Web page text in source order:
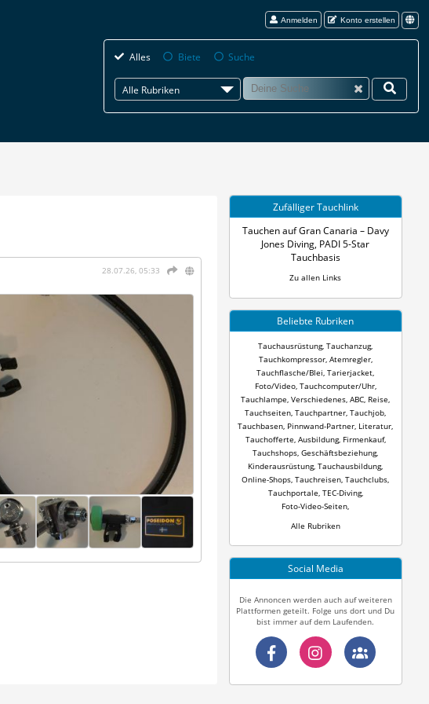
Anmelden Konto erstellen
Alles Biete Suche
Alle Rubriken
28.07.26, 05:33
Zufälliger Tauchlink
Tauchen auf Gran Canaria – Davy
Jones Diving, PADI 5-Star
Tauchbasis
Zu allen Links
Beliebte Rubriken
Tauchausrüstung, Tauchanzug,
Tauchkompressor, Atemregler,
Tauchflasche/Blei Tarierjacket
Foto/Video, Tauchcomputer/Uhr,
Tauchlampe Verschiedenes ABC Reise
Tauchseiten Tauchpartner Tauchjob
Tauchbasen Pinnwand-Partner Literatur
Tauchofferte Ausbildung, Firmenkauf,
Tauchshops Geschäftsbeziehung,
Kinderausrüstung, Tauchausbildung,
Online-Shops Tauchreisen Tauchclubs
Tauchportale TEC-Diving,
Foto-Video-Seiten
Alle Rubriken
Social Media
Die Annoncen werden auch auf weiteren
Plattformen geteilt. Folge uns dort und Du
bist immer auf dem Laufenden.